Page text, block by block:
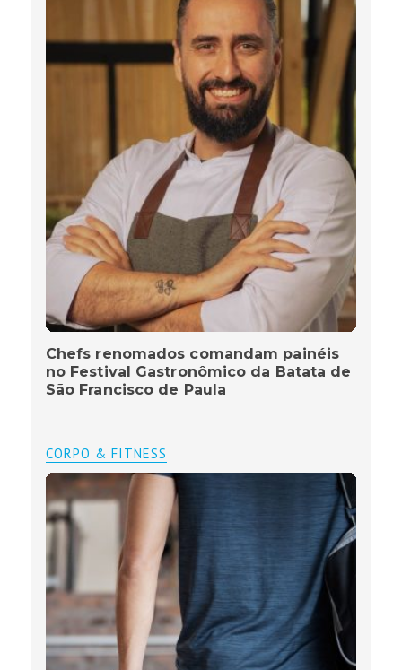
Chefs renomados comandam painéis
no Festival Gastronômico da Batata de
São Francisco de Paula
CORPO & FITNESS